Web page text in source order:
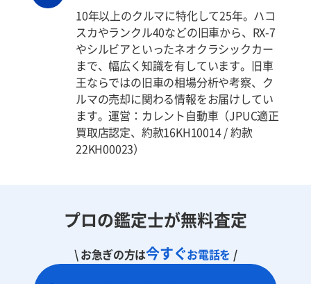
10年以上のクルマに特化して25年。ハコ
スカやランクル40などの旧車から、RX-7
やシルビアといったネオクラシックカー
まで、幅広く知識を有しています。旧車
王ならではの旧車の相場分析や考察、ク
ルマの売却に関わる情報をお届けしてい
ます。運営：カレント自動車（JPUC適正
買取店認定、約款16KH10014 / 約款
22KH00023）
プロの鑑定士が無料査定
\ お急ぎの方は今すぐお電話を /